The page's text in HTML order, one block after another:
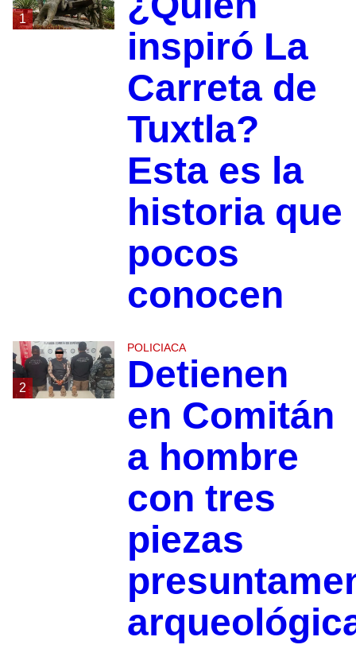
1
inspiró La
Carreta de
Tuxtla?
Esta es la
historia que
pocos
conocen
2
POLICIACA
Detienen
en Comitán
a hombre
con tres
piezas